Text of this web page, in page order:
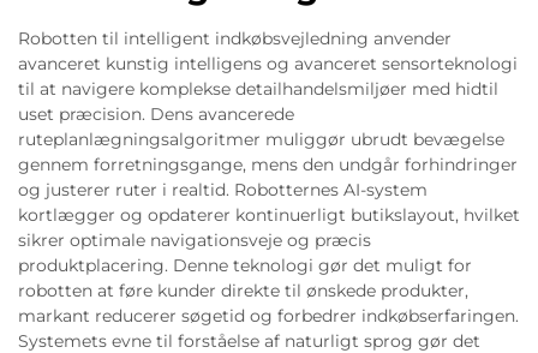
Robotten til intelligent indkøbsvejledning anvender
avanceret kunstig intelligens og avanceret sensorteknologi
til at navigere komplekse detailhandelsmiljøer med hidtil
uset præcision. Dens avancerede
ruteplanlægningsalgoritmer muliggør ubrudt bevægelse
gennem forretningsgange, mens den undgår forhindringer
og justerer ruter i realtid. Robotternes AI-system
kortlægger og opdaterer kontinuerligt butikslayout, hvilket
sikrer optimale navigationsveje og præcis
produktplacering. Denne teknologi gør det muligt for
robotten at føre kunder direkte til ønskede produkter,
markant reducerer søgetid og forbedrer indkøbserfaringen.
Systemets evne til forståelse af naturligt sprog gør det